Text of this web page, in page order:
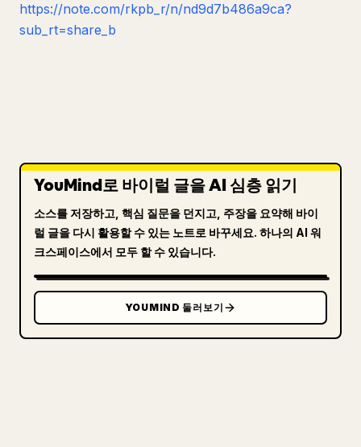
https://note.com/rkpb_r/n/nd9d7b486a9ca?
sub_rt=share_b
YouMind로 바이럴 글을 AI 심층 읽기
소스를 저장하고, 핵심 질문을 던지고, 주장을 요약해 바이
럴 글을 다시 활용할 수 있는 노트로 바꾸세요. 하나의 AI 워
크스페이스에서 모두 할 수 있습니다.
YOUMIND 둘러보기